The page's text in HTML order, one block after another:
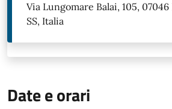
Via Lungomare Balai, 105,
SS, Italia
Date e orari